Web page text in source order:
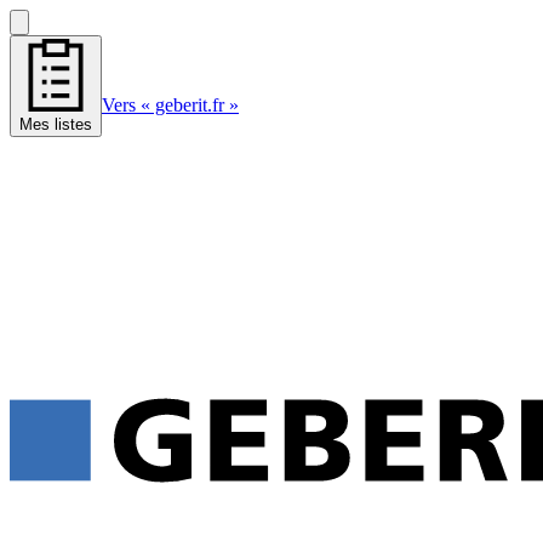
Mes listes
Vers « geberit.fr »